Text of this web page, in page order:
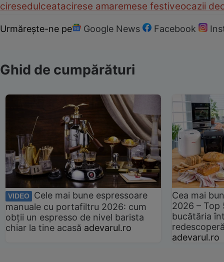
ciresedulceatacirese amaremese festiveocazii
Urmărește-ne pe Google News Facebook
Ghid de cumpărături
VIDEO
Cele mai bune espressoare
manuale cu portafiltru 2026: cum
obții un espresso de nivel barista
chiar la tine acasă adevarul.ro
Cea mai
2026 –
bucătăria
adevarul.ro